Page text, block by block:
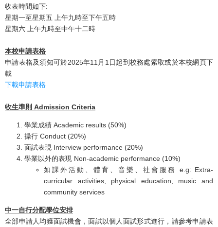
收表時間如下:
星期一至星期五 上午九時至下午五時
星期六 上午九時至中午十二時
本校申請表格
申請表格及須知可於2025年11月1日起到校務處索取或於本校網頁下
載
下載申請表格
收生準則 Admission Criteria
學業成績 Academic results (50%)
操行 Conduct (20%)
面試表現 Interview performance (20%)
學業以外的表現 Non-academic performance (10%)
如課外活動、體育、音樂、社會服務 e.g: Extra-
curricular activities, physical education, music and
community services
中一自行分配學位安排
全部申請人均獲面試機會，面試以個人面試形式進行，請參考申請表